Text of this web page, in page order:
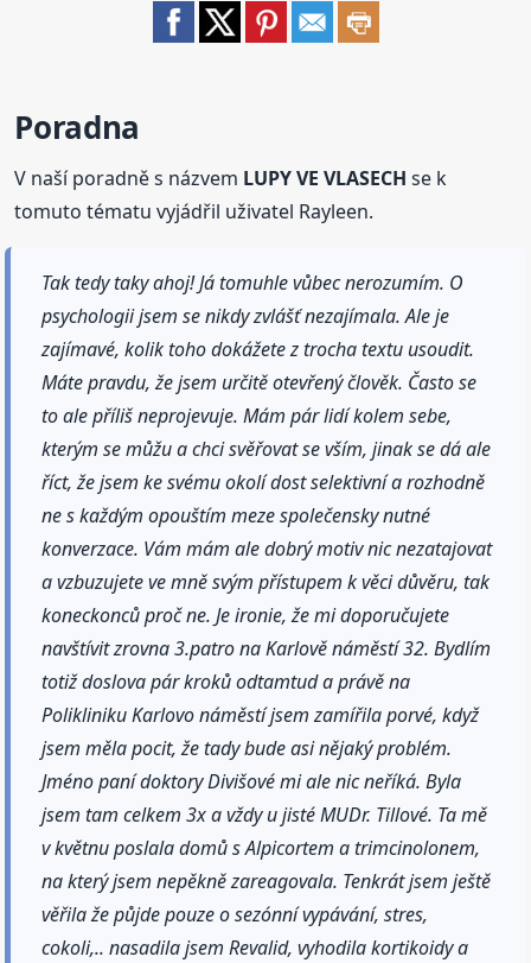
Poradna
V naší poradně s názvem LUPY VE VLASECH se k
tomuto tématu vyjádřil uživatel Rayleen.
Tak tedy taky ahoj! Já tomuhle vůbec nerozumím. O
psychologii jsem se nikdy zvlášť nezajímala. Ale je
zajímavé, kolik toho dokážete z trocha textu usoudit.
Máte pravdu, že jsem určitě otevřený člověk. Často se
to ale příliš neprojevuje. Mám pár lidí kolem sebe,
kterým se můžu a chci svěřovat se vším, jinak se dá ale
říct, že jsem ke svému okolí dost selektivní a rozhodně
ne s každým opouštím meze společensky nutné
konverzace. Vám mám ale dobrý motiv nic nezatajovat
a vzbuzujete ve mně svým přístupem k věci důvěru, tak
koneckonců proč ne. Je ironie, že mi doporučujete
navštívit zrovna 3.patro na Karlově náměstí 32. Bydlím
totiž doslova pár kroků odtamtud a právě na
Polikliniku Karlovo náměstí jsem zamířila porvé, když
jsem měla pocit, že tady bude asi nějaký problém.
Jméno paní doktory Divišové mi ale nic neříká. Byla
jsem tam celkem 3x a vždy u jisté MUDr. Tillové. Ta mě
v květnu poslala domů s Alpicortem a trimcinolonem,
na který jsem nepěkně zareagovala. Tenkrát jsem ještě
věřila že půjde pouze o sezónní vypávání, stres,
cokoli,.. nasadila jsem Revalid, vyhodila kortikoidy a